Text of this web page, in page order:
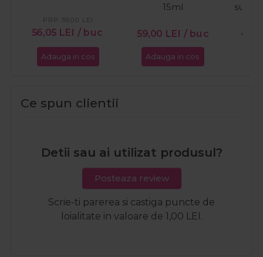
56,05 LEI / buc
PRP: 59,00 LEI
Adauga in cos
15ml
59,00 LEI / buc
Adauga in cos
Ce spun clientii
Detii sau ai utilizat produsul?
Posteaza review
Scrie-ti parerea si castiga puncte de
loialitate in valoare de 1,00 LEI.